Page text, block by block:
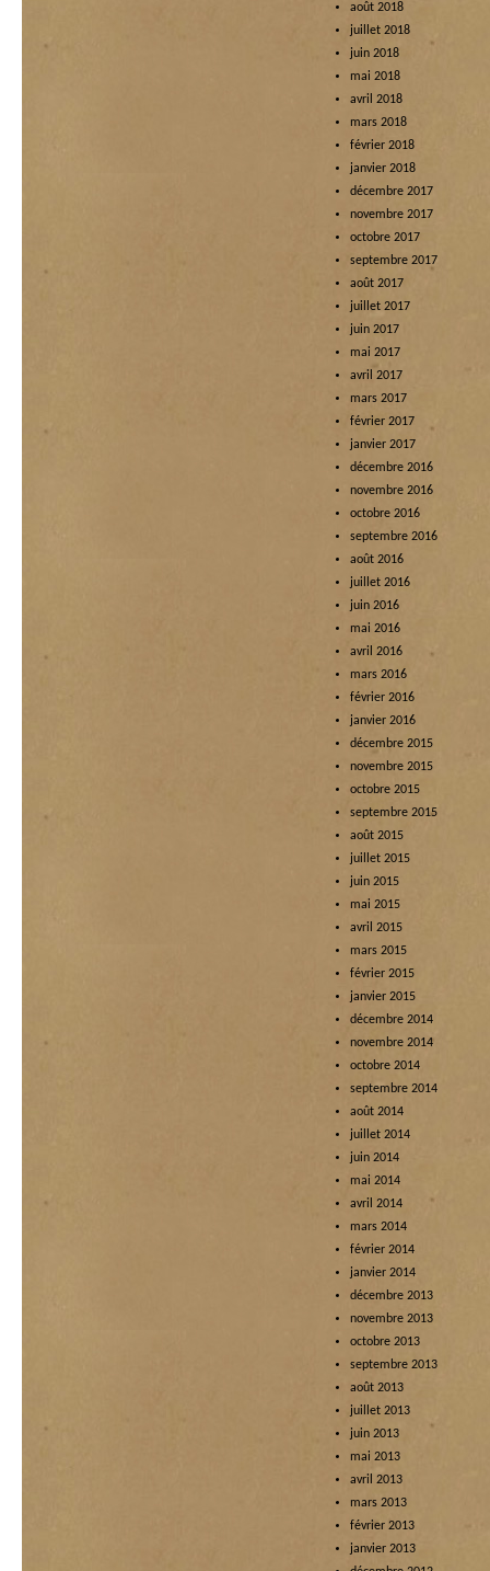
août 2018
juillet 2018
juin 2018
mai 2018
avril 2018
mars 2018
février 2018
janvier 2018
décembre 2017
novembre 2017
octobre 2017
septembre 2017
août 2017
juillet 2017
juin 2017
mai 2017
avril 2017
mars 2017
février 2017
janvier 2017
décembre 2016
novembre 2016
octobre 2016
septembre 2016
août 2016
juillet 2016
juin 2016
mai 2016
avril 2016
mars 2016
février 2016
janvier 2016
décembre 2015
novembre 2015
octobre 2015
septembre 2015
août 2015
juillet 2015
juin 2015
mai 2015
avril 2015
mars 2015
février 2015
janvier 2015
décembre 2014
novembre 2014
octobre 2014
septembre 2014
août 2014
juillet 2014
juin 2014
mai 2014
avril 2014
mars 2014
février 2014
janvier 2014
décembre 2013
novembre 2013
octobre 2013
septembre 2013
août 2013
juillet 2013
juin 2013
mai 2013
avril 2013
mars 2013
février 2013
janvier 2013